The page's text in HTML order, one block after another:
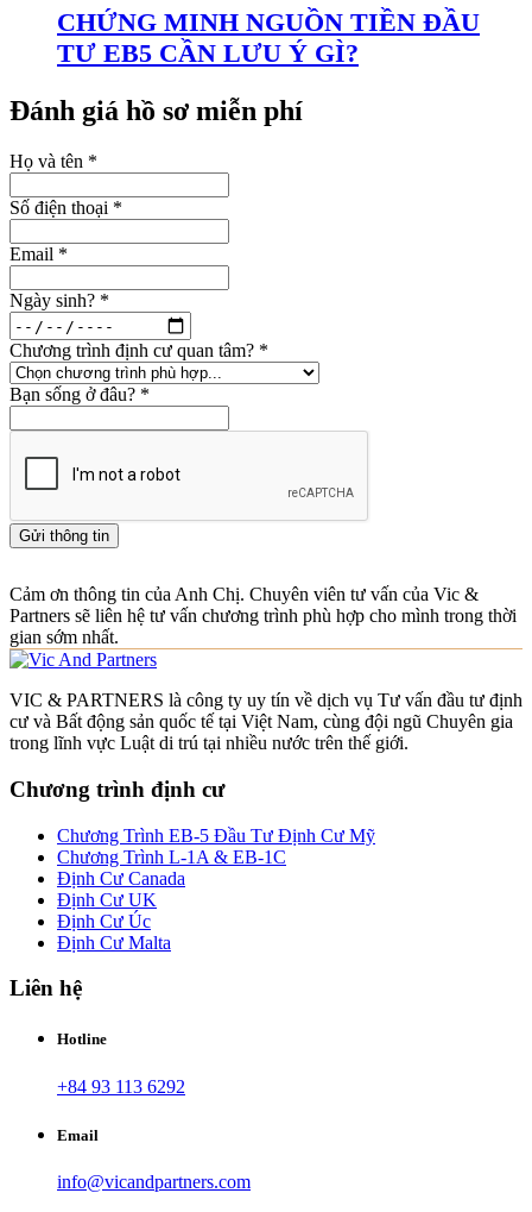
CHỨNG MINH NGUỒN TIỀN ĐẦU
TƯ EB5 CẦN LƯU Ý GÌ?
Đánh giá hồ sơ miễn phí
Họ và tên *
Số điện thoại *
Email *
Ngày sinh? *
Chương trình định cư quan tâm? *
Bạn sống ở đâu? *
Gửi thông tin
Cảm ơn thông tin của Anh Chị. Chuyên viên tư vấn của Vic &
Partners sẽ liên hệ tư vấn chương trình phù hợp cho mình trong thời
gian sớm nhất.
VIC & PARTNERS là công ty uy tín về dịch vụ Tư vấn đầu tư định
cư và Bất động sản quốc tế tại Việt Nam, cùng đội ngũ Chuyên gia
trong lĩnh vực Luật di trú tại nhiều nước trên thế giới.
Chương trình định cư
Chương Trình EB-5 Đầu Tư Định Cư Mỹ
Chương Trình L-1A & EB-1C
Định Cư Canada
Định Cư UK
Định Cư Úc
Định Cư Malta
Liên hệ
Hotline
+84 93 113 6292
Email
info@vicandpartners.com